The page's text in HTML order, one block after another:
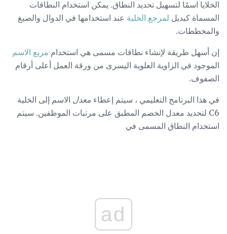
الخلايا اسمًا لتسهيل تحديد النطاق. يمكن استخدام النطاقات
المسماة كبديل لمرجع الخلية عند استخدامها في الدوال والصيغ
والمخططات.
إن أسهل طريقة لإنشاء نطاقات مسمى هي استخدام مربع الاسم
الموجود في الزاوية العلوية اليسرى من ورقة العمل أعلى أرقام
الصفوف.
في هذا البرنامج التعليمي ، سيتم إعطاء معدل الاسم إلى الخلية
C6 لتحديد معدل الخصم المطبق على مرتبات الموظفين. سيتم
استخدام النطاق المسمى في
ad